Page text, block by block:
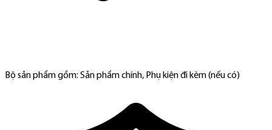
Bộ sản phẩm gồm: Sản phẩm chính, Phụ kiện đi kèm (nếu có)